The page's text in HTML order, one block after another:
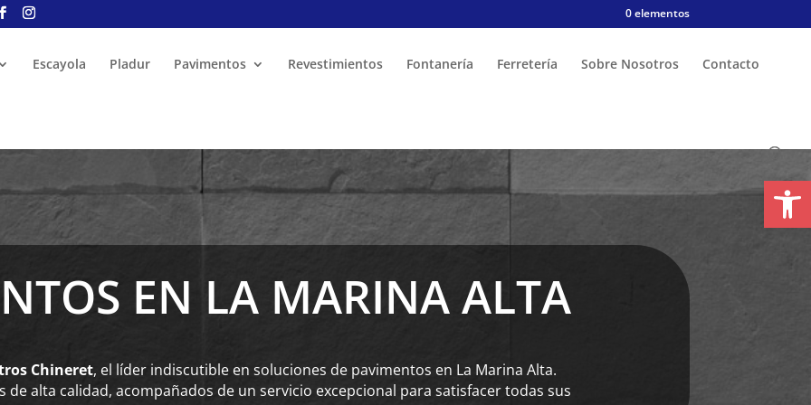
ningún pedido. 0 elementos
Escayola Pladur Pavimentos Revestimientos Fontanería Ferretería Sobre Nosotros Contacto
EN LA MARINA ALTA
Chineret, el líder indiscutible en soluciones de pavimentos en La Marina Alta.
alta calidad, acompañados de un servicio excepcional para satisfacer todas sus